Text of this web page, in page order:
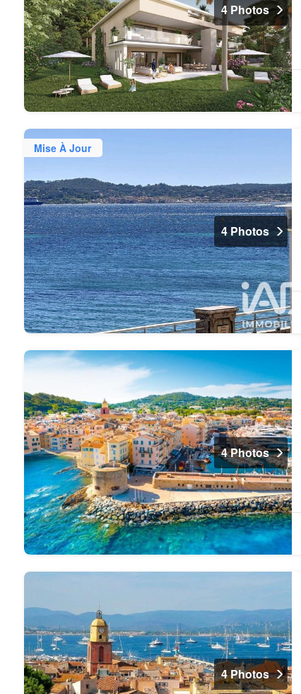
4 Photos
Mise À Jour
4 Photos
4 Photos
4 Photos